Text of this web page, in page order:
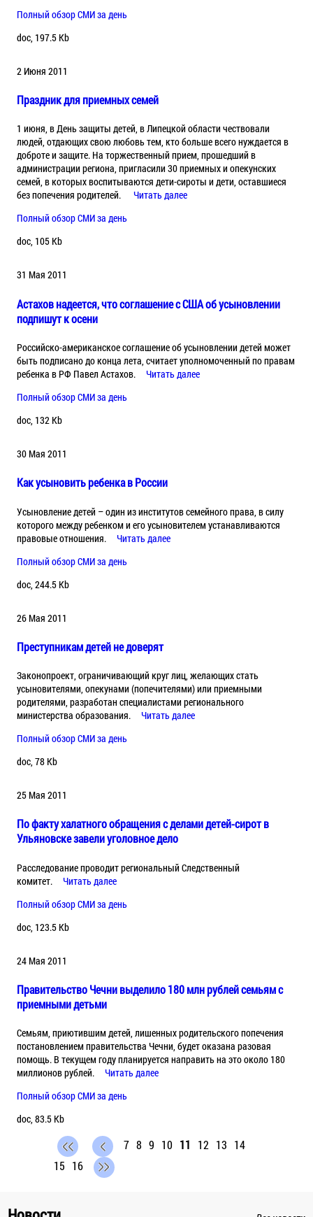
Полный обзор СМИ за день
doc, 197.5 Kb
2 Июня 2011
Праздник для приемных семей
1 июня, в День защиты детей, в Липецкой области чествовали
людей, отдающих свою любовь тем, кто больше всего нуждается в
доброте и защите. На торжественный прием, прошедший в
администрации региона, пригласили 30 приемных и опекунских
семей, в которых воспитываются дети-сироты и дети, оставшиеся
без попечения родителей.
Читать далее
Полный обзор СМИ за день
doc, 105 Kb
31 Мая 2011
Астахов надеется, что соглашение с США об усыновлении
подпишут к осени
Российско-американское соглашение об усыновлении детей может
быть подписано до конца лета, считает уполномоченный по правам
ребенка в РФ Павел Астахов.
Читать далее
Полный обзор СМИ за день
doc, 132 Kb
30 Мая 2011
Как усыновить ребенка в России
Усыновление детей – один из институтов семейного права, в силу
которого между ребенком и его усыновителем устанавливаются
правовые отношения.
Читать далее
Полный обзор СМИ за день
doc, 244.5 Kb
26 Мая 2011
Преступникам детей не доверят
Законопроект, ограничивающий круг лиц, желающих стать
усыновителями, опекунами (попечителями) или приемными
родителями, разработан специалистами регионального
министерства образования.
Читать далее
Полный обзор СМИ за день
doc, 78 Kb
25 Мая 2011
По факту халатного обращения с делами детей-сирот в
Ульяновске завели уголовное дело
Расследование проводит региональный Следственный
комитет.
Читать далее
Полный обзор СМИ за день
doc, 123.5 Kb
24 Мая 2011
Правительство Чечни выделило 180 млн рублей семьям с
приемными детьми
Семьям, приютившим детей, лишенных родительского попечения
постановлением правительства Чечни, будет оказана разовая
помощь. В текущем году планируется направить на это около 180
миллионов рублей.
Читать далее
Полный обзор СМИ за день
doc, 83.5 Kb
7 8 9 10 11 12 13 14
15 16